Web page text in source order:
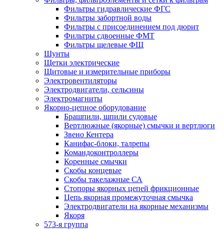
Фильтры гидравлические ФГС
Фильтры забортной воды
Фильтры с присоединением под дюрит
Фильтры сдвоенные ФМТ
Фильтры щелевые ФЩ
Шунты
Щетки электрические
Щитовые и измерительные приборы
Электровентиляторы
Электродвигатели, сельсины
Электромагниты
Якорно-цепное оборудование
Брашпили, шпили судовые
Вертлюжные (якорные) смычки и вертлюги
Звено Кентера
Канифас-блоки, талрепы
Командоконтроллеры
Коренные смычки
Скобы концевые
Скобы такелажные СА
Стопоры якорных цепей фрикционные
Цепь якорная промежуточная смычка
Электродвигатели на якорные механизмы
Якоря
573-я группа